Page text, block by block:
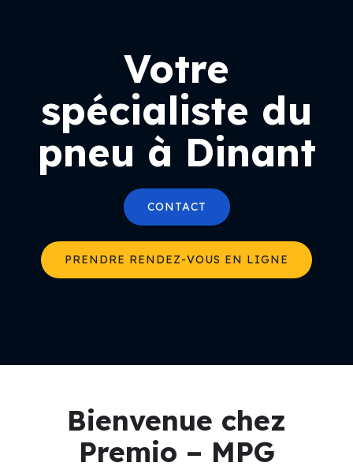
Votre
spécialiste du
pneu à Dinant
CONTACT
PRENDRE RENDEZ-VOUS EN LIGNE
Bienvenue chez
Premio – MPG